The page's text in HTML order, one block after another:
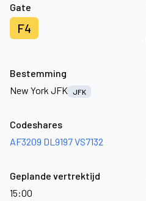
Gate
F4
Bestemming
New York JFK JFK
Codeshares
AF3209 DL9197VS7132
Geplande vertrektijd
15:00